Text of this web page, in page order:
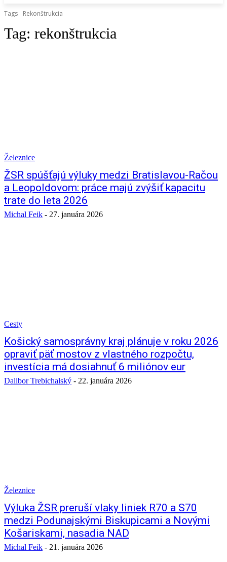
Tags Rekonštrukcia
Tag: rekonštrukcia
Železnice
ŽSR spúšťajú výluky medzi Bratislavou-Račou
a Leopoldovom: práce majú zvýšiť kapacitu
trate do leta 2026
Michal Feik - 27. januára 2026
Cesty
Košický samosprávny kraj plánuje v roku 2026
opraviť päť mostov z vlastného rozpočtu,
investícia má dosiahnuť 6 miliónov eur
Dalibor Trebichalský - 22. januára 2026
Železnice
Výluka ŽSR preruší vlaky liniek R70 a S70
medzi Podunajskými Biskupicami a Novými
Košariskami, nasadia NAD
Michal Feik - 21. januára 2026